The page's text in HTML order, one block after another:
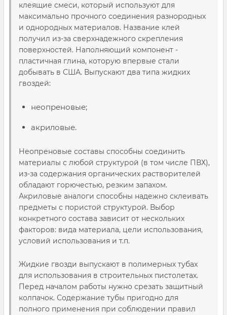
клеящие смеси, который используют для
максимально прочного соединения разнородных
и однородных материалов. Название клей
получил из-за сверхнадежного скрепления
поверхностей. Наполняющий компонент -
пластичная глина, которую впервые стали
добывать в США. Выпускают два типа жидких
гвоздей:
неопреновые;
акриловые.
Неопреновые составы способны соединить
материалы с любой структурой (в том числе ПВХ),
из-за содержания органических растворителей
обладают горючестью, резким запахом.
Акриловые аналоги способны надежно склеивать
предметы с пористой структурой. Выбор
конкретного состава зависит от нескольких
факторов: вида материала, цели использования,
условий использования и т.п.
Жидкие гвозди выпускают в полимерных тубах
для использования в строительных пистолетах.
Перед началом работы нужно срезать защитный
колпачок. Содержание тубы пригодно для
полного применения при соблюдении правил